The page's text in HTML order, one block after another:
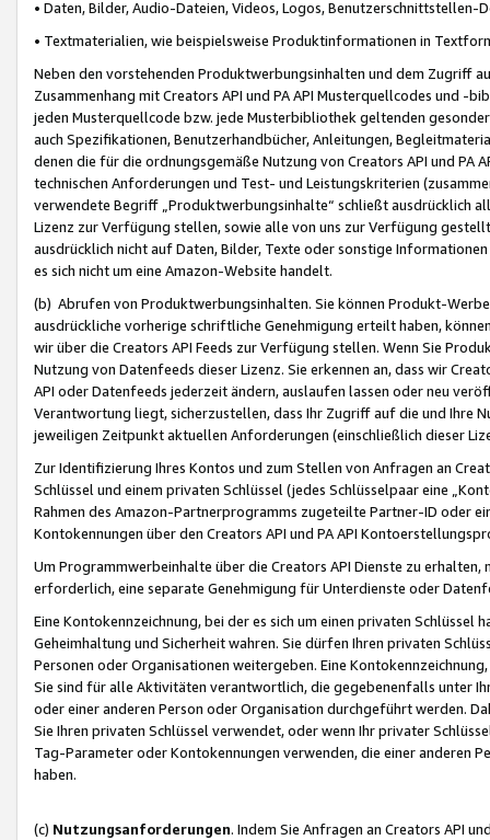
• Daten, Bilder, Audio-Dateien, Videos, Logos, Benutzerschnittstellen-
• Textmaterialien, wie beispielsweise Produktinformationen in
Neben den vorstehenden Produktwerbungsinhalten und dem Zugriff
Zusammenhang mit Creators API und PA API Musterquellcodes und
jeden Musterquellcode bzw. jede Musterbibliothek geltenden
auch Spezifikationen, Benutzerhandbücher, Anleitungen,
denen die für die ordnungsgemäße Nutzung von Creators API und PA
technischen Anforderungen und Test- und Leistungskriterien
verwendete Begriff „Produktwerbungsinhalte“ schließt ausdrücklich
Lizenz zur Verfügung stellen, sowie alle von uns zur Verfügung
ausdrücklich nicht auf Daten, Bilder, Texte oder sonstige
es sich nicht um eine Amazon-Website handelt.
(b) Abrufen von Produktwerbungsinhalten. Sie können Produkt-
ausdrückliche vorherige schriftliche Genehmigung erteilt haben,
wir über die Creators API Feeds zur Verfügung stellen. Wenn Sie
Nutzung von Datenfeeds dieser Lizenz. Sie erkennen an, dass wir
API oder Datenfeeds jederzeit ändern, auslaufen lassen oder neu
Verantwortung liegt, sicherzustellen, dass Ihr Zugriff auf die und Ihre
jeweiligen Zeitpunkt aktuellen Anforderungen (einschließlich dieser
Zur Identifizierung Ihres Kontos und zum Stellen von Anfragen an
Schlüssel und einem privaten Schlüssel (jedes Schlüsselpaar eine
Rahmen des Amazon-Partnerprogramms zugeteilte Partner-ID oder
Kontokennungen über den Creators API und PA API
Um Programmwerbeinhalte über die Creators API Dienste zu
erforderlich, eine separate Genehmigung für Unterdienste oder
Eine Kontokennzeichnung, bei der es sich um einen privaten
Geheimhaltung und Sicherheit wahren. Sie dürfen Ihren privaten
Personen oder Organisationen weitergeben. Eine
Sie sind für alle Aktivitäten verantwortlich, die gegebenenfalls unter
oder einer anderen Person oder Organisation durchgeführt werden.
Sie Ihren privaten Schlüssel verwendet, oder wenn Ihr privater
Tag-Parameter oder Kontokennungen verwenden, die einer anderen
haben.
(c) Nutzungsanforderungen. Indem Sie Anfragen an Creators API